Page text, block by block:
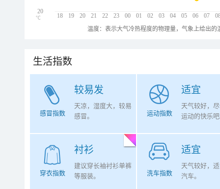
18 19 20 21 22 23 00 01 02 03 04 05 06 07
20
℃
温度：表示大气冷热程度的物理量，气象上给出
生活指数
较易发
感冒指数
天凉，湿度大，较易
感冒。
适宜
运动指数
天气较好，
运动的快乐
衬衫
穿衣指数
建议穿长袖衬衫单裤
等服装。
适宜
洗车指数
天气较好，
汽车。